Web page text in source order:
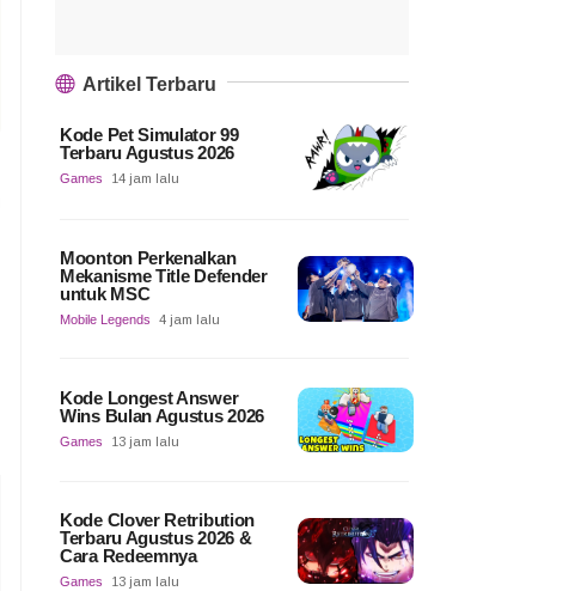
Artikel Terbaru
Kode Pet Simulator 99
Terbaru Agustus 2026
Games 14 jam lalu
Moonton Perkenalkan
Mekanisme Title Defender
untuk MSC
Mobile Legends 4 jam lalu
Kode Longest Answer
Wins Bulan Agustus 2026
Games 13 jam lalu
Kode Clover Retribution
Terbaru Agustus 2026 &
Cara Redeemnya
Games 13 jam lalu